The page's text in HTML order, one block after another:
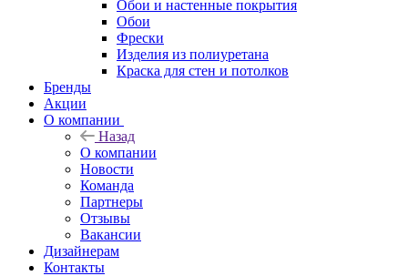
Обои и настенные покрытия
Обои
Фрески
Изделия из полиуретана
Краска для стен и потолков
Бренды
Акции
О компании
Назад
О компании
Новости
Команда
Партнеры
Отзывы
Вакансии
Дизайнерам
Контакты